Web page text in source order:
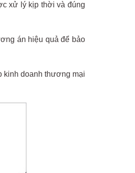
xử lý kịp thời và đúng
án hiệu quả để bảo
kinh doanh thương mại